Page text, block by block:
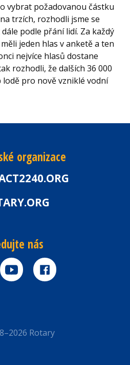
vybrat požadovanou částku
trzích, rozhodli jsme se
podle přání lidí. Za každý
jeden hlas v anketě a ten
nejvíce hlasů dostane
rozhodli, že dalších 36 000
pro nově vzniklé vodní
organizace
nás
Rotary